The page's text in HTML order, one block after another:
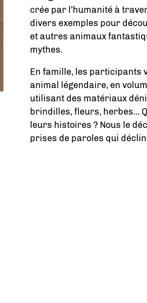
crée par l’humanité à
divers exemples pour
et autres animaux
mythes.
En famille, les participants
animal légendaire, en
utilisant des matériaux
brindilles, fleurs, herbes…
leurs histoires ? Nous le
prises de paroles qui